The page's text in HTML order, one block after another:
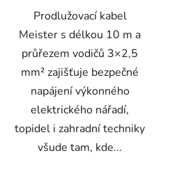
Prodlužovací kabel
Meister s délkou 10 m a
průřezem vodičů 3×2,5
mm² zajišťuje bezpečné
napájení výkonného
elektrického nářadí,
topidel i zahradní techniky
všude tam, kde...